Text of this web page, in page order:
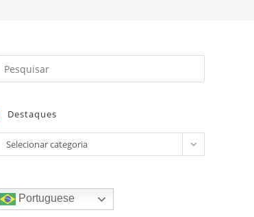
doDestaques
Destaques
Selecionar categoria
Portuguese